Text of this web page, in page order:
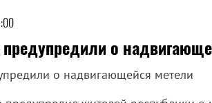
предупредили о
о надвигающейся метели